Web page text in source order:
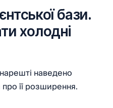
бази.
холодні
наведено
її розширення.